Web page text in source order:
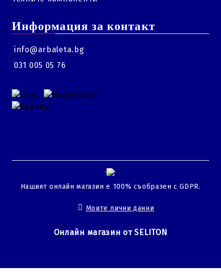
Информация за контакт
info@arbaleta.bg
031 005 05 76
GDPR
Нашият онлайн магазин е 100% съобразен с GDPR.
Моите лични данни
Онлайн магазин от SELITON